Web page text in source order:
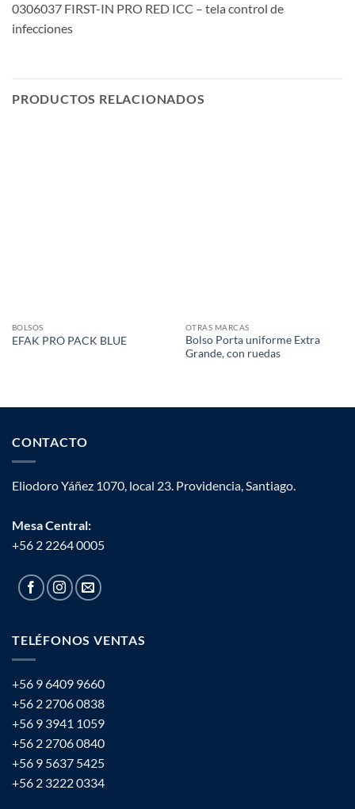
0306037 FIRST-IN PRO RED ICC – tela control de
infecciones
PRODUCTOS RELACIONADOS
BOLSOS
EFAK PRO PACK BLUE
OTRAS MARCAS
Bolso Porta uniforme Extra
Grande, con ruedas
CONTACTO
Eliodoro Yáñez 1070, local 23. Providencia, Santiago.
Mesa Central:
+56 2 2264 0005
TELÉFONOS VENTAS
+56 9 6409 9660
+56 2 2706 0838
+56 9 3941 1059
+56 2 2706 0840
+56 9 5637 5425
+56 2 3222 0334